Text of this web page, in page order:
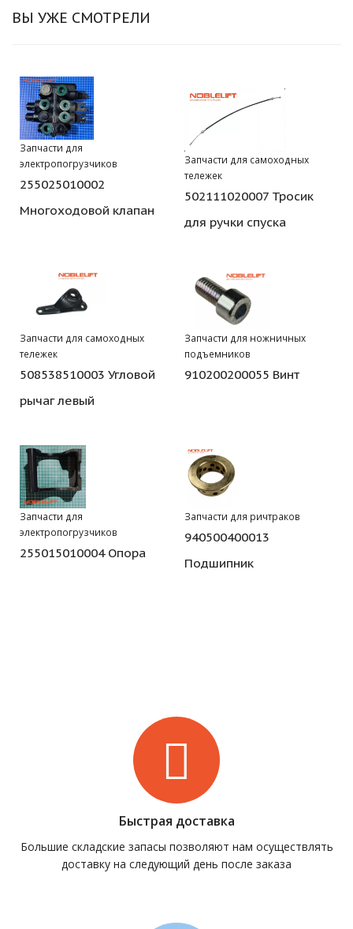
ВЫ УЖЕ СМОТРЕЛИ
Запчасти для
электропогрузчиков
255025010002
Многоходовой клапан
Запчасти для самоходных
тележек
502111020007 Тросик
для ручки спуска
Запчасти для самоходных
тележек
508538510003 Угловой
рычаг левый
Запчасти для ножничных
подъемников
910200200055 Винт
Запчасти для
электропогрузчиков
255015010004 Опора
Запчасти для ричтраков
940500400013
Подшипник
Быстрая доставка
Большие складские запасы позволяют нам осуществлять
доставку на следующий день после заказа